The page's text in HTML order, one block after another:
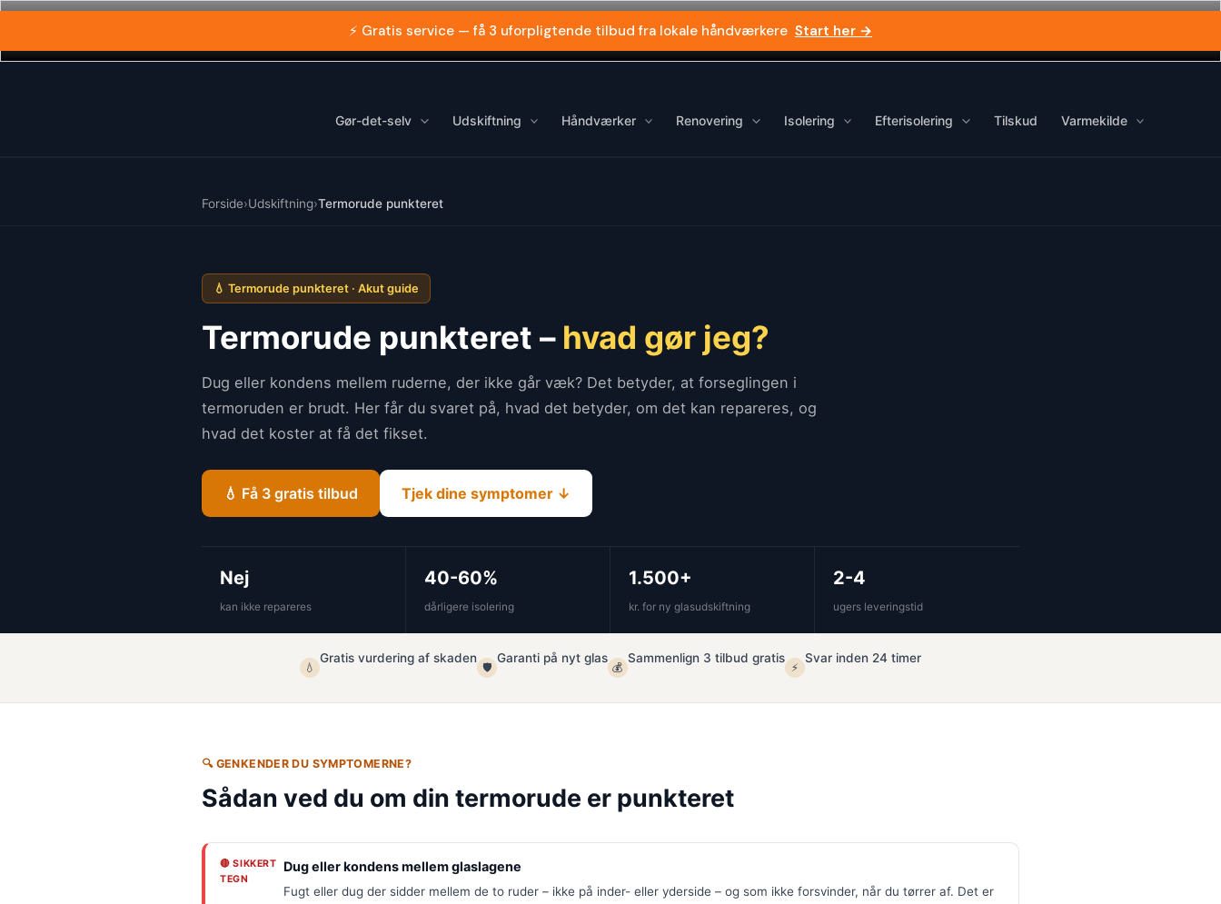
⚡ Gratis service — få 3 uforpligtende tilbud fra lokale håndværkere Start her →
Gå
indholdet
Gør-det-selv Udskiftning Håndværker Renovering Isolering Efterisolering Tilskud Varmekilde
Forside›Udskiftning›Termorude punkteret
💧 Termorude punkteret · Akut guide
Termorude punkteret – hvad gør jeg?
Dug eller kondens mellem ruderne, der ikke går væk? Det betyder, at forseglingen i
termoruden er brudt. Her får du svaret på, hvad det betyder, om det kan repareres, og
hvad det koster at få det fikset.
💧 Få 3 gratis tilbud Tjek dine symptomer ↓
Nej
kan ikke repareres
40-60%
dårligere isolering
1.500+
kr. for ny glasudskiftning
2-4
ugers leveringstid
💧
Gratis vurdering af skaden
🛡️
Garanti på nyt glas
💰
Sammenlign 3 tilbud gratis
⚡
Svar inden 24 timer
🔍 GENKENDER DU SYMPTOMERNE?
Sådan ved du om din termorude er punkteret
🔴 SIKKERT
TEGN
Dug eller kondens mellem glaslagene
Fugt eller dug der sidder mellem de to ruder – ikke på inder- eller yderside – og som ikke forsvinder, når du tørrer af. Det er